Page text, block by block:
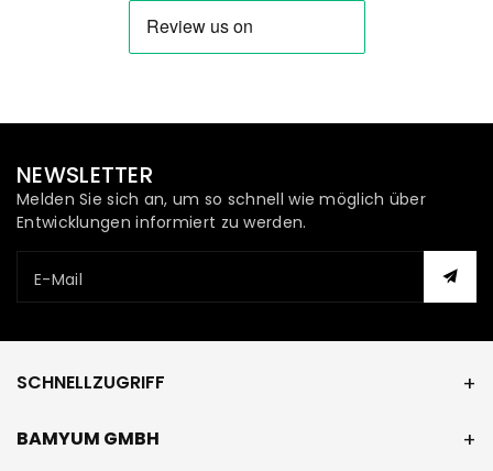
NEWSLETTER
Melden Sie sich an, um so schnell wie möglich über
Entwicklungen informiert zu werden.
E-Mail
SCHNELLZUGRIFF
BAMYUM GMBH